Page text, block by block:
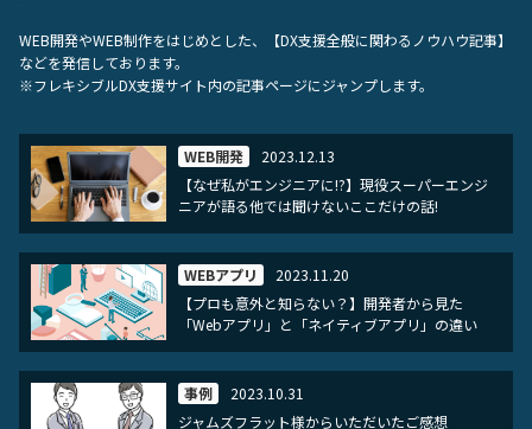
WEB開発やWEB制作をはじめとした、【DX支援全般に関わるノウハウ記事】
などを発信しております。
※フレキシブルDX支援サイト内の記事ページにジャンプします。
WEB開発
2023.12.13
【なぜ私がエンジニアに!?】現役スーパーエンジ
ニアが語る他では聞けないここだけの話!
WEBアプリ
2023.11.20
【プロも意外と知らない？】開発者から見た
「Webアプリ」と「ネイティブアプリ」の違い
事例
2023.10.31
ジャムズフラット様からいただいたご感想